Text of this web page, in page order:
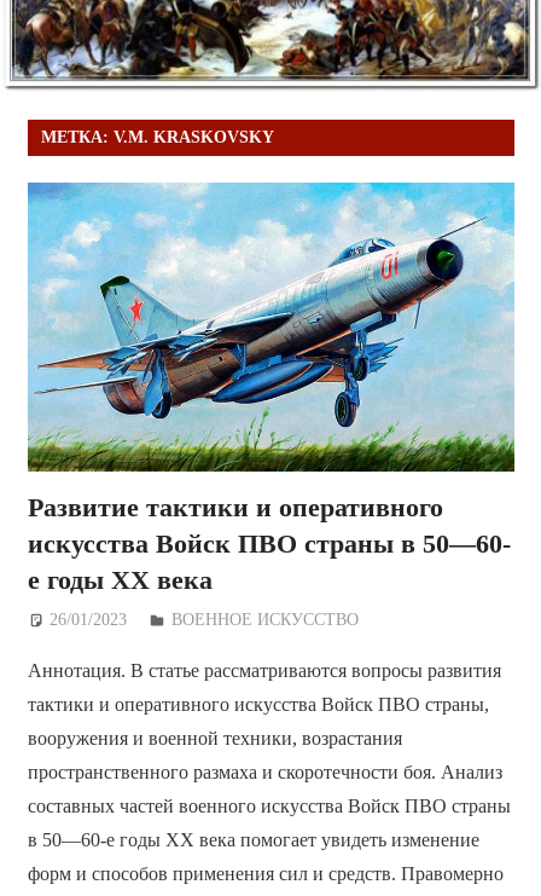
МЕТКА: V.M. KRASKOVSKY
Развитие тактики и оперативного
искусства Войск ПВО страны в 50—60-
е годы ХХ века
26/01/2023 Дежурный по Редакции
ВОЕННОЕ ИСКУССТВО
Аннотация. В статье рассматриваются вопросы развития
тактики и оперативного искусства Войск ПВО страны,
вооружения и военной техники, возрастания
пространственного размаха и скоротечности боя. Анализ
составных частей военного искусства Войск ПВО страны
в 50—60-е годы ХХ века помогает увидеть изменение
форм и способов применения сил и средств. Правомерно